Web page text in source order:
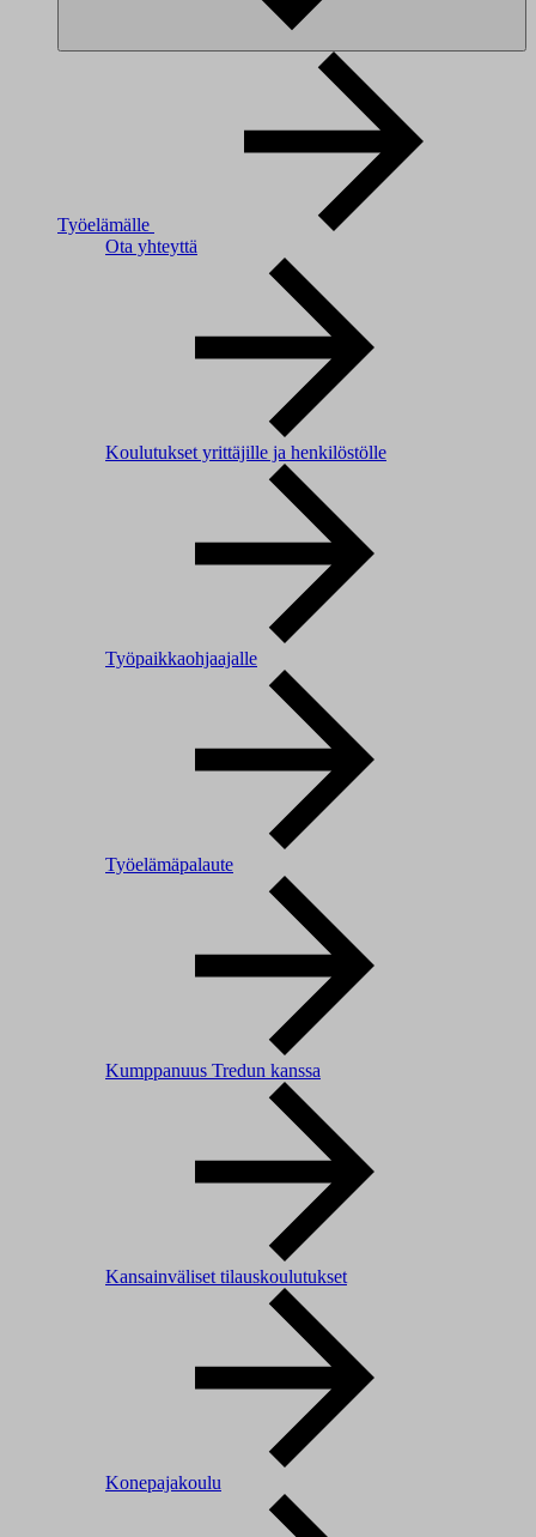
Työelämälle
Ota yhteyttä
Koulutukset yrittäjille ja henkilöstölle
Työpaikkaohjaajalle
Työelämäpalaute
Kumppanuus Tredun kanssa
Kansainväliset tilauskoulutukset
Konepajakoulu